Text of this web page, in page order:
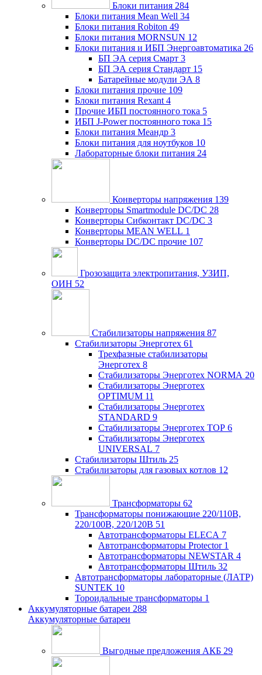
Блоки питания 284
Блоки питания Mean Well 34
Блоки питания Robiton 49
Блоки питания MORNSUN 12
Блоки питания и ИБП Энергоавтоматика 26
БП ЭА серия Смарт 3
БП ЭА серия Стандарт 15
Батарейные модули ЭА 8
Блоки питания прочие 109
Блоки питания Rexant 4
Прочие ИБП постоянного тока 5
ИБП J-Power постоянного тока 15
Блоки питания Меандр 3
Блоки питания для ноутбуков 10
Лабораторные блоки питания 24
Конверторы напряжения 139
Конверторы Smartmodule DC/DC 28
Конверторы Сибконтакт DC/DC 3
Конверторы MEAN WELL 1
Конверторы DC/DC прочие 107
Грозозащита электропитания, УЗИП,
ОИН 52
Стабилизаторы напряжения 87
Стабилизаторы Энерготех 61
Трехфазные стабилизаторы
Энерготех 8
Стабилизаторы Энерготех NORMA 20
Стабилизаторы Энерготех
OPTIMUM 11
Стабилизаторы Энерготех
STANDARD 9
Стабилизаторы Энерготех TOP 6
Стабилизаторы Энерготех
UNIVERSAL 7
Стабилизаторы Штиль 25
Стабилизаторы для газовых котлов 12
Трансформаторы 62
Трансформаторы понижающие 220/110В,
220/100В, 220/120В 51
Автотрансформаторы ELECA 7
Автотрансформаторы Protector 1
Автотрансформаторы NEWSTAR 4
Автотрансформаторы Штиль 32
Автотрансформаторы лабораторные (ЛАТР)
SUNTEK 10
Тороидальные трансформаторы 1
Аккумуляторные батареи 288
Аккумуляторные батареи
Выгодные предложения АКБ 29